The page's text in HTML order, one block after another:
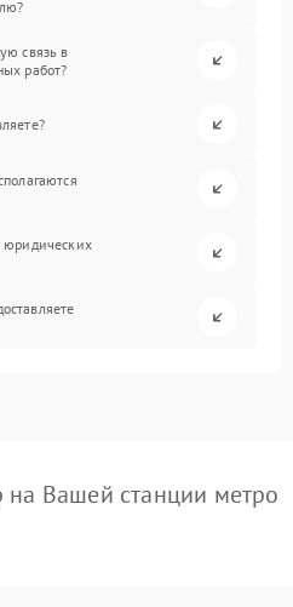
связь в
работ?
юридических
Вашей станции метро